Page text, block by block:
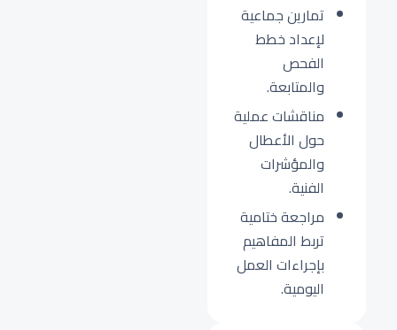
تمارين جماعية
لإعداد خطط
الفحص
والمتابعة.
مناقشات عملية
حول الأعطال
والمؤشرات
الفنية.
مراجعة ختامية
تربط المفاهيم
بإجراءات العمل
اليومية.